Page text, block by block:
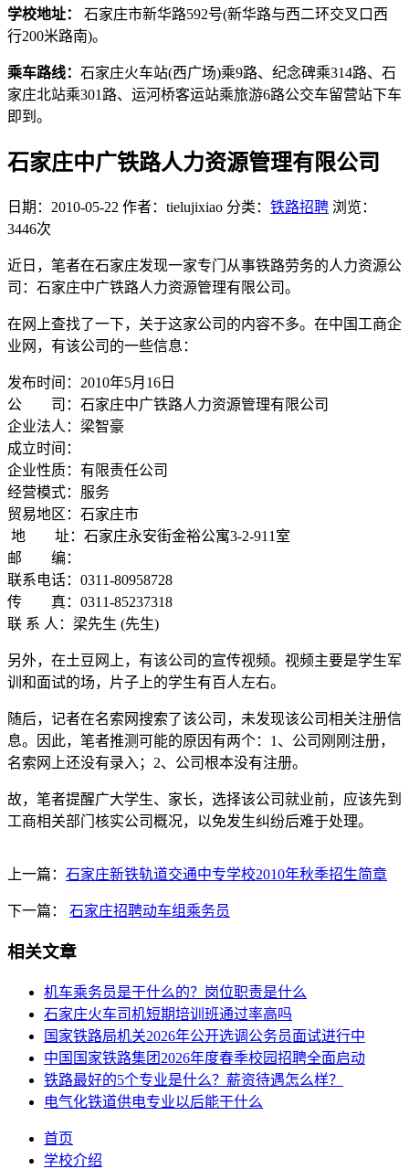
学校地址： 石家庄市新华路592号(新华路与西二环交叉口西
行200米路南)。
乘车路线： 石家庄火车站(西广场)乘9路、纪念碑乘314路、石
家庄北站乘301路、运河桥客运站乘旅游6路公交车留营站下车
即到。
石家庄中广铁路人力资源管理有限公司
日期：2010-05-22 作者：tielujixiao 分类： 铁路招聘 浏览：
3446次
近日，笔者在石家庄发现一家专门从事铁路劳务的人力资源公
司：石家庄中广铁路人力资源管理有限公司。
在网上查找了一下，关于这家公司的内容不多。在中国工商企
业网，有该公司的一些信息：
发布时间：2010年5月16日
公 司：石家庄中广铁路人力资源管理有限公司
企业法人：梁智豪
成立时间：
企业性质：有限责任公司
经营模式：服务
贸易地区：石家庄市
地 址：石家庄永安街金裕公寓3-2-911室
邮 编：
联系电话：0311-80958728
传 真：0311-85237318
联 系 人：梁先生 (先生)
另外，在土豆网上，有该公司的宣传视频。视频主要是学生军
训和面试的场，片子上的学生有百人左右。
随后，记者在名索网搜索了该公司，未发现该公司相关注册信
息。因此，笔者推测可能的原因有两个：1、公司刚刚注册，
名索网上还没有录入；2、公司根本没有注册。
故，笔者提醒广大学生、家长，选择该公司就业前，应该先到
工商相关部门核实公司概况，以免发生纠纷后难于处理。
上一篇： 石家庄新铁轨道交通中专学校2010年秋季招生简章
下一篇： 石家庄招聘动车组乘务员
相关文章
机车乘务员是干什么的？岗位职责是什么
石家庄火车司机短期培训班通过率高吗
国家铁路局机关2026年公开选调公务员面试进行中
中国国家铁路集团2026年度春季校园招聘全面启动
铁路最好的5个专业是什么？薪资待遇怎么样？
电气化铁道供电专业以后能干什么
首页
学校介绍